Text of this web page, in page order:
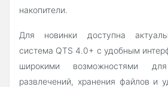
накопители.
Для новинки доступна
система QTS 4.0+ с удобным
широкими возможностями
развлечений, хранения файлов и